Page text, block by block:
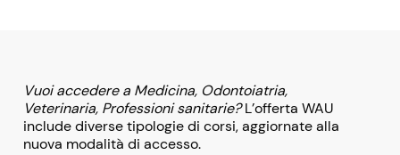
Vuoi accedere a Medicina, Odontoiatria,
Veterinaria, Professioni sanitarie?L’offerta WAU
include diverse tipologie di corsi, aggiornate alla
nuova modalità di accesso.